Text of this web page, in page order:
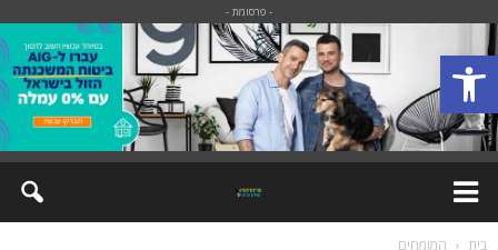
פתח סרגל נגישות
- פרסומת -
בית המומחים